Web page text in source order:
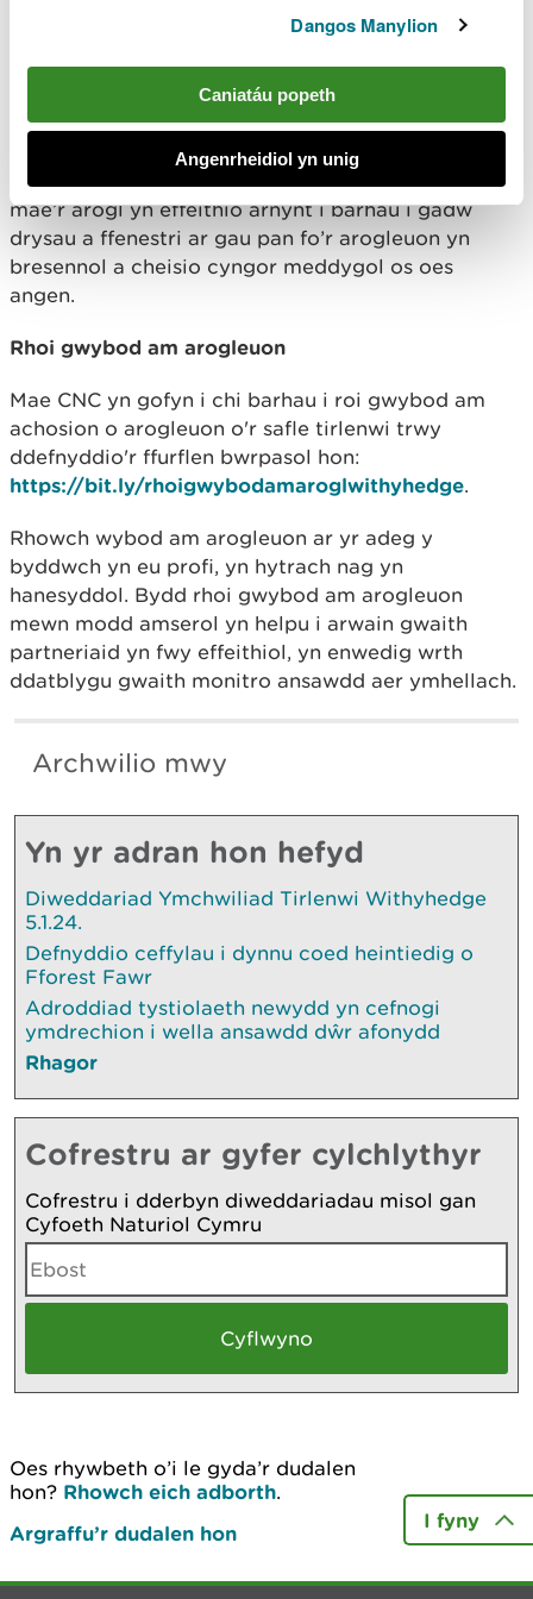
Dangos Manylion
Caniatáu popeth
Angenrheidiol yn unig
Mae angen mwy o ddata ar gyfer dadansoddiad
ystyrlon ac mae Iechyd Cyhoeddus Cymru’n parhau
i alw am fwy o waith monitro aer cyn gynted â
phosibl. Mae CSP ac CNC wrthi’n mynd i’r afael â
hyn.
Mae Iechyd Cyhoeddus Cymru yn atgoffa pobl y
mae’r arogl yn effeithio arnynt i barhau i gadw
drysau a ffenestri ar gau pan fo’r arogleuon yn
bresennol a cheisio cyngor meddygol os oes
angen.
Rhoi gwybod am arogleuon
Mae CNC yn gofyn i chi barhau i roi gwybod am
achosion o arogleuon o'r safle tirlenwi trwy
ddefnyddio'r ffurflen bwrpasol hon:
https://bit.ly/rhoigwybodamaroglwithyhedge.
Rhowch wybod am arogleuon ar yr adeg y
byddwch yn eu profi, yn hytrach nag yn
hanesyddol. Bydd rhoi gwybod am arogleuon
mewn modd amserol yn helpu i arwain gwaith
partneriaid yn fwy effeithiol, yn enwedig wrth
ddatblygu gwaith monitro ansawdd aer ymhellach.
Archwilio mwy
Yn yr adran hon hefyd
Diweddariad Ymchwiliad Tirlenwi Withyhedge
5.1.24.
Defnyddio ceffylau i dynnu coed heintiedig o
Fforest Fawr
Adroddiad tystiolaeth newydd yn cefnogi
ymdrechion i wella ansawdd dŵr afonydd
Rhagor
Cofrestru ar gyfer cylchlythyr
Cofrestru i dderbyn diweddariadau misol gan
Cyfoeth Naturiol Cymru
Oes rhywbeth o’i le gyda’r dudalen
hon? Rhowch eich adborth.
Argraffu’r dudalen hon
I fyny